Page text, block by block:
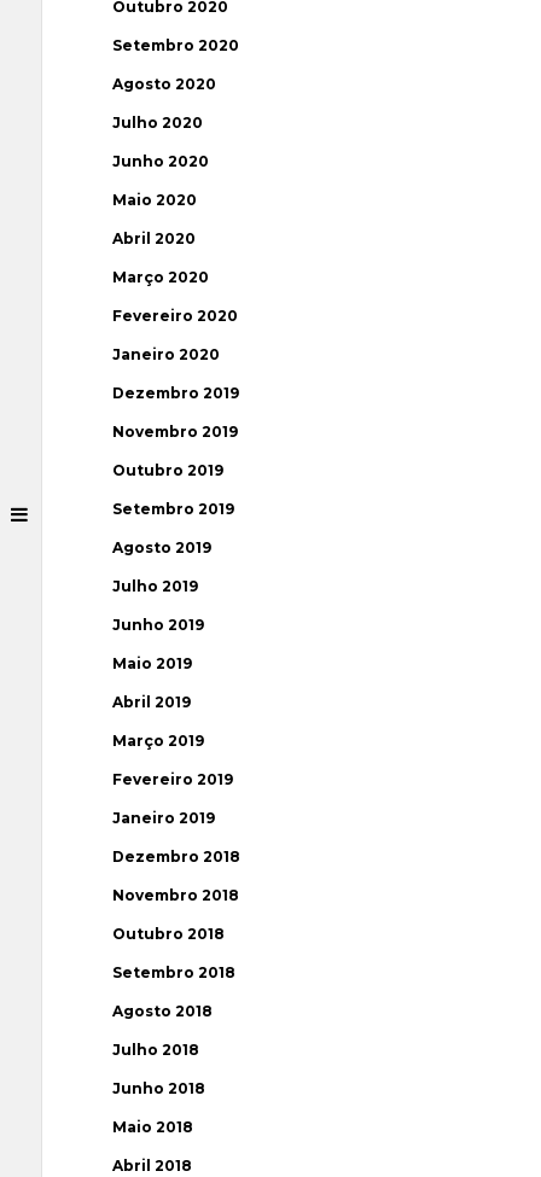
Outubro 2020
Setembro 2020
Agosto 2020
Julho 2020
Junho 2020
Maio 2020
Abril 2020
Março 2020
Fevereiro 2020
Janeiro 2020
Dezembro 2019
Novembro 2019
Outubro 2019
Setembro 2019
Agosto 2019
Julho 2019
Junho 2019
Maio 2019
Abril 2019
Março 2019
Fevereiro 2019
Janeiro 2019
Dezembro 2018
Novembro 2018
Outubro 2018
Setembro 2018
Agosto 2018
Julho 2018
Junho 2018
Maio 2018
Abril 2018